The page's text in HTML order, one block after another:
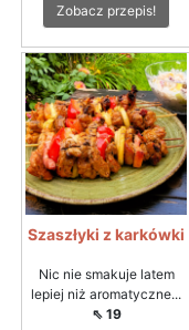
Zobacz przepis!
Szaszłyki z karkówki
Nic nie smakuje latem
lepiej niż aromatyczne...
⇖ 19